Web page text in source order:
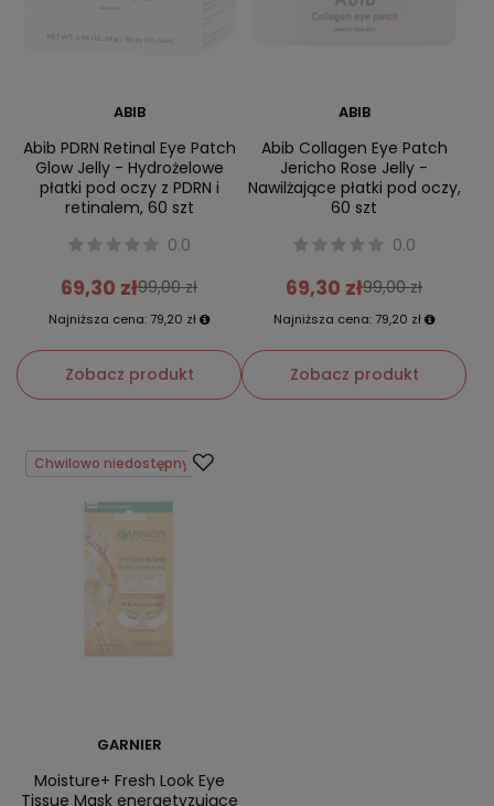
ABIB
Abib PDRN Retinal Eye Patch
Glow Jelly - Hydrożelowe
płatki pod oczy z PDRN i
retinalem, 60 szt
0.0
69,30 zł99,00 zł
Najniższa cena: 79,20 zł
Zobacz produkt
ABIB
Abib Collagen Eye Patch
Jericho Rose Jelly -
Nawilżające płatki pod oczy,
60 szt
0.0
69,30 zł99,00 zł
Najniższa cena: 79,20 zł
Zobacz produkt
Chwilowo niedostępny
GARNIER
Moisture+ Fresh Look Eye
Tissue Mask energetyzujące